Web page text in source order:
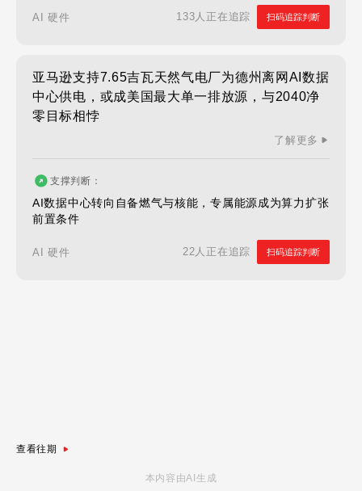
AI 硬件 133人正在追踪 扫码追踪判断
亚马逊支持7.65吉瓦天然气电厂为德州离网AI数据
中心供电，或成美国最大单一排放源，与2040净
零目标相悖
了解更多
支撑判断：
AI数据中心转向自备燃气与核能，专属能源成为算力扩张
前置条件
AI 硬件 22人正在追踪 扫码追踪判断
查看往期
本内容由AI生成